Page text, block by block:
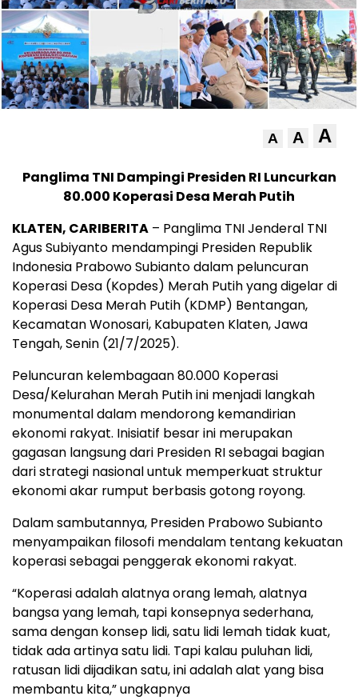
A A A
Panglima TNI Dampingi Presiden RI Luncurkan
80.000 Koperasi Desa Merah Putih
KLATEN, CARIBERITA – Panglima TNI Jenderal TNI
Agus Subiyanto mendampingi Presiden Republik
Indonesia Prabowo Subianto dalam peluncuran
Koperasi Desa (Kopdes) Merah Putih yang digelar di
Koperasi Desa Merah Putih (KDMP) Bentangan,
Kecamatan Wonosari, Kabupaten Klaten, Jawa
Tengah, Senin (21/7/2025).
Peluncuran kelembagaan 80.000 Koperasi
Desa/Kelurahan Merah Putih ini menjadi langkah
monumental dalam mendorong kemandirian
ekonomi rakyat. Inisiatif besar ini merupakan
gagasan langsung dari Presiden RI sebagai bagian
dari strategi nasional untuk memperkuat struktur
ekonomi akar rumput berbasis gotong royong.
Dalam sambutannya, Presiden Prabowo Subianto
menyampaikan filosofi mendalam tentang kekuatan
koperasi sebagai penggerak ekonomi rakyat.
“Koperasi adalah alatnya orang lemah, alatnya
bangsa yang lemah, tapi konsepnya sederhana,
sama dengan konsep lidi, satu lidi lemah tidak kuat,
tidak ada artinya satu lidi. Tapi kalau puluhan lidi,
ratusan lidi dijadikan satu, ini adalah alat yang bisa
membantu kita,” ungkapnya